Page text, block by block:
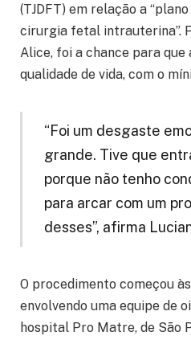
(TJDFT) em relação a
cirurgia fetal intrauterina”.
Alice, foi a chance para
qualidade de vida, com o
“Foi um desgaste
grande. Tive que
porque não tenho
para arcar com um
desses”, afirma
O procedimento começou
envolvendo uma equipe de
hospital Pro Matre, de São